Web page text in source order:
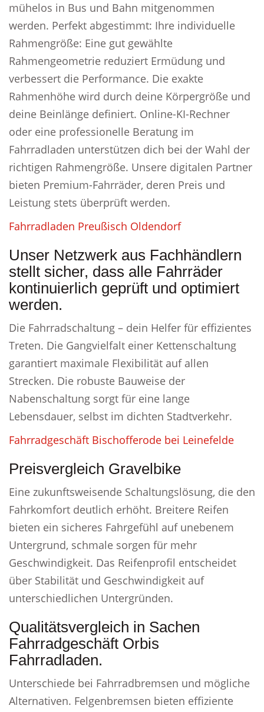
mühelos in Bus und Bahn mitgenommen
werden. Perfekt abgestimmt: Ihre individuelle
Rahmengröße: Eine gut gewählte
Rahmengeometrie reduziert Ermüdung und
verbessert die Performance. Die exakte
Rahmenhöhe wird durch deine Körpergröße und
deine Beinlänge definiert. Online-KI-Rechner
oder eine professionelle Beratung im
Fahrradladen unterstützen dich bei der Wahl der
richtigen Rahmengröße. Unsere digitalen Partner
bieten Premium-Fahrräder, deren Preis und
Leistung stets überprüft werden.
Fahrradladen Preußisch Oldendorf
Unser Netzwerk aus Fachhändlern
stellt sicher, dass alle Fahrräder
kontinuierlich geprüft und optimiert
werden.
Die Fahrradschaltung – dein Helfer für effizientes
Treten. Die Gangvielfalt einer Kettenschaltung
garantiert maximale Flexibilität auf allen
Strecken. Die robuste Bauweise der
Nabenschaltung sorgt für eine lange
Lebensdauer, selbst im dichten Stadtverkehr.
Fahrradgeschäft Bischofferode bei Leinefelde
Preisvergleich Gravelbike
Eine zukunftsweisende Schaltungslösung, die den
Fahrkomfort deutlich erhöht. Breitere Reifen
bieten ein sicheres Fahrgefühl auf unebenem
Untergrund, schmale sorgen für mehr
Geschwindigkeit. Das Reifenprofil entscheidet
über Stabilität und Geschwindigkeit auf
unterschiedlichen Untergründen.
Qualitätsvergleich in Sachen
Fahrradgeschäft Orbis
Fahrradladen.
Unterschiede bei Fahrradbremsen und mögliche
Alternativen. Felgenbremsen bieten effiziente